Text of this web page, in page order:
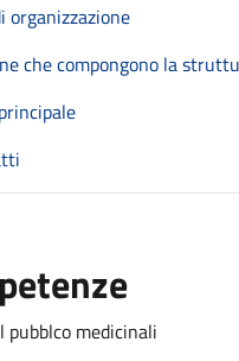
organizzazione
che compongono la
pubblco medicinali